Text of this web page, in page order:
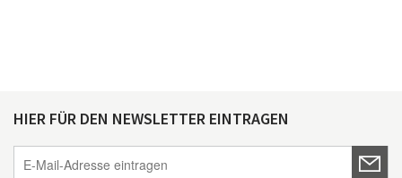
HIER FÜR DEN NEWSLETTER EINTRAGEN